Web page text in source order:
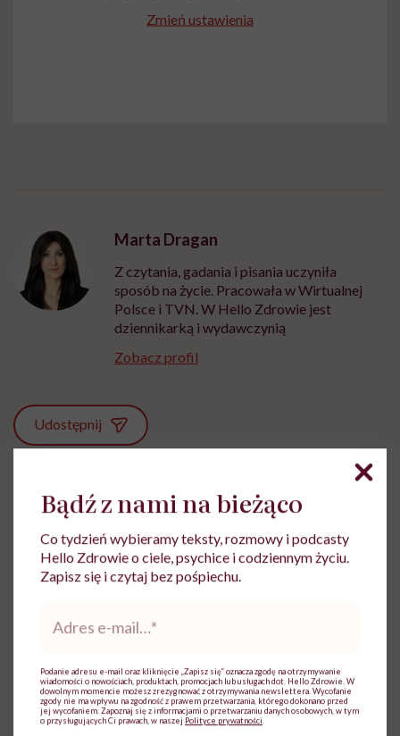
Zmień ustawienia
Marta Dragan
Z czytania, gadania i pisania uczyniła
sposób na życie. Pracowała w Wirtualnej
Polsce i TVN. W Hello Zdrowie jest
dziennikarką i wydawczynią
Zobacz profil
Udostępnij
Powiązane tematy:
Badania profilaktyczne
Treści zawarte w serwisie mają wyłącznie
problemów ze zdrowiem należy bezwzględnie
skonsultować się z lekarzem.
Bądź z nami na bieżąco
Co tydzień wybieramy teksty, rozmowy i podcasty
Hello Zdrowie o ciele, psychice i codziennym życiu.
Zapisz się i czytaj bez pośpiechu.
mail*
Podanie adresu e-mail oraz kliknięcie „Zapisz się” oznacza zgodę na otrzymywanie
wiadomości o nowościach, produktach, promocjach lub usługach dot. Hello Zdrowie. W
dowolnym momencie możesz zrezygnować z otrzymywania newslettera. Wycofanie
zgody nie ma wpływu na zgodność z prawem przetwarzania, którego dokonano przed
jej wycofaniem. Zapoznaj się z informacjami o przetwarzaniu danych osobowych, w tym
o przysługujących Ci prawach, w naszej Polityce prywatności